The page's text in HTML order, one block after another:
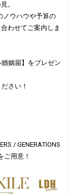
。
ノウハウや予算の
わせてご案内しま
姻届】をプレゼン
さい！
/ GENERATIONS
ご用意！